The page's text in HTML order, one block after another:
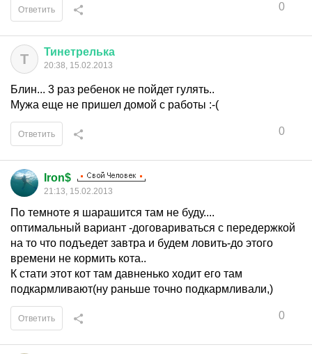
0
Ответить
Т Тинетрелька
20:38, 15.02.2013
Блин... 3 раз ребенок не пойдет гулять..
Мужа еще не пришел домой с работы :-(
0
Ответить
Iron$
21:13, 15.02.2013
По темноте я шарашится там не буду....
оптимальный вариант -договариваться с передержкой
на то что подъедет завтра и будем ловить-до этого
времени не кормить кота..
К стати этот кот там давненько ходит его там
подкармливают(ну раньше точно подкармливали,)
0
Ответить